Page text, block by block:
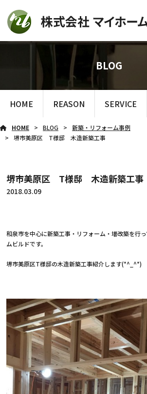
BLOG
HOME REASON SERVICE
HOME BLOG
新築・リフォーム事例
堺市美原区 T様邸 木造新築工事
堺市美原区 T様邸 木造新築工事
2018.03.09
和泉市を中心に新築工事・リフォーム・増改築を行
ムビルドです。
堺市美原区T様邸の木造新築工事紹介します(*^_^*)